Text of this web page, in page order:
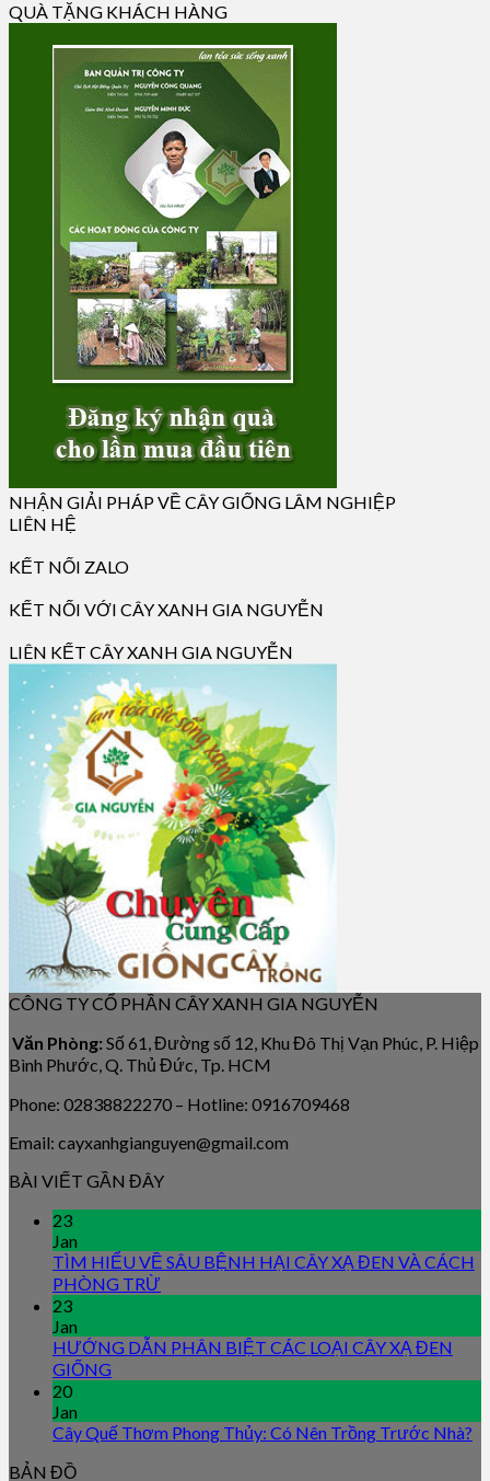
QUÀ TẶNG KHÁCH HÀNG
NHẬN GIẢI PHÁP VỀ CÂY GIỐNG LÂM NGHIỆP
LIÊN HỆ
KẾT NỐI ZALO
KẾT NỐI VỚI CÂY XANH GIA NGUYỄN
LIÊN KẾT CÂY XANH GIA NGUYỄN
CÔNG TY CỔ PHẦN CÂY XANH GIA NGUYỄN
Văn Phòng: Số 61, Đường số 12, Khu Đô Thị Vạn Phúc, P. Hiệp
Bình Phước, Q. Thủ Đức, Tp. HCM
Phone: 02838822270 – Hotline: 0916709468
Email: cayxanhgianguyen@gmail.com
BÀI VIẾT GẦN ĐÂY
23
Jan
TÌM HIỂU VỀ SÂU BỆNH HẠI CÂY XẠ ĐEN VÀ CÁCH
PHÒNG TRỪ
23
Jan
HƯỚNG DẪN PHÂN BIỆT CÁC LOẠI CÂY XẠ ĐEN
GIỐNG
20
Jan
Cây Quế Thơm Phong Thủy: Có Nên Trồng Trước Nhà?
BẢN ĐỒ